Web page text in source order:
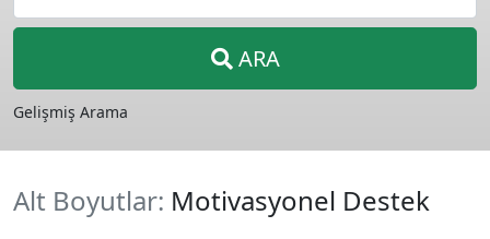
ARA
Gelişmiş Arama
Alt Boyutlar: Motivasyonel Destek